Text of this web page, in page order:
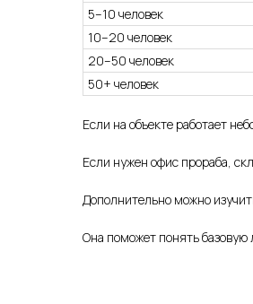
5–10 человек
10–20 человек
20–50 человек
50+ человек
Если на объекте работает
Если нужен офис прораба,
Дополнительно можно
Она поможет понять базовую